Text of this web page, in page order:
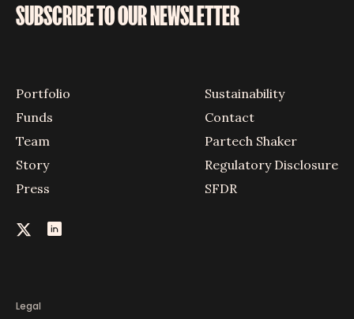
SUBSCRIBE TO OUR NEWSLETTER
Portfolio
Funds
Team
Story
Press
Sustainability
Contact
Partech Shaker
Regulatory Disclosure
SFDR
Legal